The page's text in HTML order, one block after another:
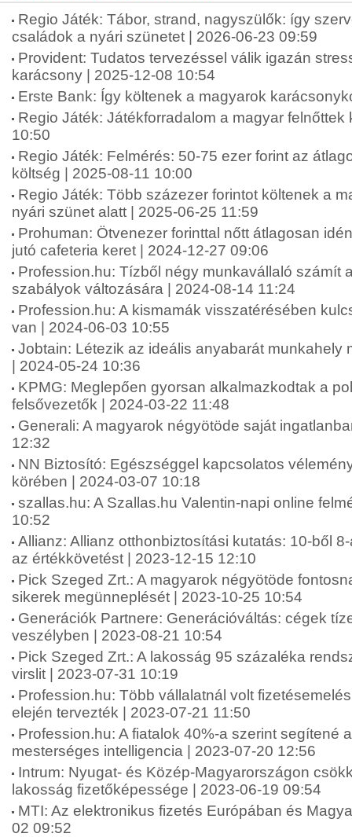
Regio Játék: Tábor, strand, nagyszülők: így
családok a nyári szünetet | 2026-06-23 09:59
Provident: Tudatos tervezéssel válik igazán
karácsony | 2025-12-08 10:54
Erste Bank: Így költenek a magyarok
Regio Játék: Játékforradalom a magyar felnőttek
10:50
Regio Játék: Felmérés: 50-75 ezer forint az
költség | 2025-08-11 10:00
Regio Játék: Több százezer forintot költenek a
nyári szünet alatt | 2025-06-25 11:59
Prohuman: Ötvenezer forinttal nőtt átlagosan
jutó cafeteria keret | 2024-12-27 09:06
Profession.hu: Tízből négy munkavállaló számít
szabályok változására | 2024-08-14 11:24
Profession.hu: A kismamák visszatérésében
van | 2024-06-03 10:55
Jobtain: Létezik az ideális anyabarát munkahely
| 2024-05-24 10:36
KPMG: Meglepően gyorsan alkalmazkodtak a
felsővezetők | 2024-03-22 11:48
Generali: A magyarok négyötöde saját
12:32
NN Biztosító: Egészséggel kapcsolatos
körében | 2024-03-07 10:18
szallas.hu: A Szallas.hu Valentin-napi online
10:52
Allianz: Allianz otthonbiztosítási kutatás: 10-ből
az értékkövetést | 2023-12-15 12:10
Pick Szeged Zrt.: A magyarok négyötöde
sikerek megünneplését | 2023-10-25 10:54
Generációk Partnere: Generációváltás: cégek
veszélyben | 2023-08-21 10:54
Pick Szeged Zrt.: A lakosság 95 százaléka
virslit | 2023-07-31 10:19
Profession.hu: Több vállalatnál volt
elején tervezték | 2023-07-21 11:50
Profession.hu: A fiatalok 40%-a szerint segítené
mesterséges intelligencia | 2023-07-20 12:56
Intrum: Nyugat- és Közép-Magyarországon
lakosság fizetőképessége | 2023-06-19 09:54
MTI: Az elektronikus fizetés Európában és
02 09:52